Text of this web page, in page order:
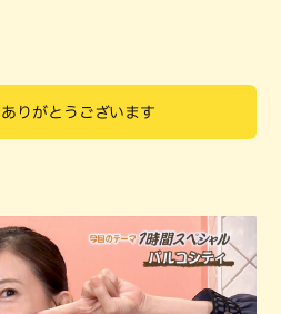
りがとうございます